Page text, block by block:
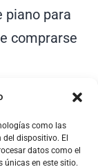
como las
dispositivo. El
datos como el
únicas en este sitio.
piano para
comprarse